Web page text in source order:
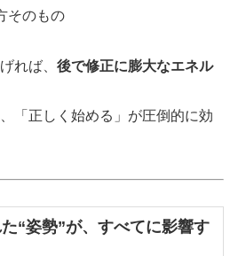
そのもの
れば、 後で修正に膨大なエネル
「正しく始める」が圧倒的に効
“姿勢”が、すべてに影響す